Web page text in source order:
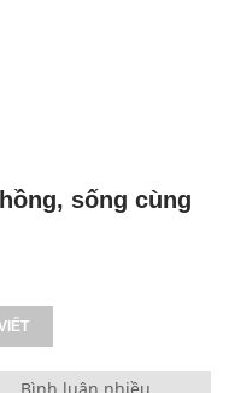
sống cùng